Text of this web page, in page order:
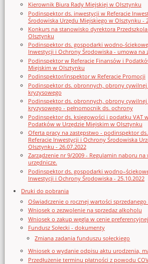
Kierownik Biura Rady Miejskiej w Olsztynku
Podinspektor ds. inwestycji w Referacie
Środowiska Urzędu Miejskiego w Olsztynku -
Konkurs na stanowisko dyrektora
Olsztynku
Podinspektor ds. gospodarki wodno-
Inwestycji i Ochrony Środowiska - umowa na
Podinspektor w Referacie Finansów i
Miejskim w Olsztynku
Podinspektor/inspektor w Referacie Promocji
Podinspektor ds. obronnych, obrony cywilnej
kryzysowego
Podinspektor ds. obronnych, obrony cywilnej
kryzysowego - pełnomocnik ds. ochrony
Podinspektor ds. księgowości i podatku VAT
Podatków w Urzędzie Miejskim w Olsztynku
Oferta pracy na zastępstwo - podinspektor
Referacie Inwestycji i Ochrony Środowiska
Olsztynku - 26.07.2022
Zarządzenie nr 9/2009 - Regulamin naboru
urzędnicze.
Podinspektor ds. gospodarki
Inwestycji i Ochrony Środowiska - 25.10.2022
Druki do pobrania
Oświadczenie o rocznej wartości
Wniosek o zezwolenie na sprzedaz alkoholu
Wniosek o zakup węgla w cenie preferencyjnej
Fundusz Sołecki - dokumenty
Zmiana zadania funduszu sołeckiego
Wniosek o wydanie odpisu aktu urodzenia,
Przedłużenie terminu płatności z powodu